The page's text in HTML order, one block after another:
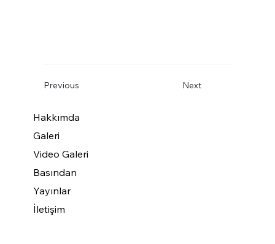
Previous Next
Hakkımda
Galeri
Video Galeri
Basından
Yayınlar
İletişim